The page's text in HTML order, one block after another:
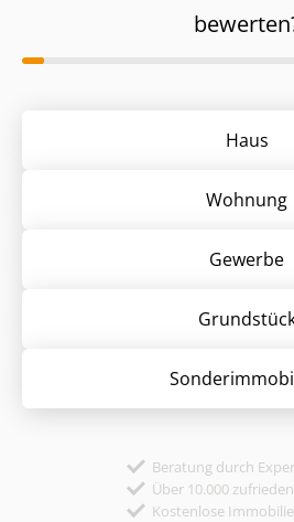
Haus
Wohnung
Gewerbe
Beratung durch
Über 10.000
Kostenlose